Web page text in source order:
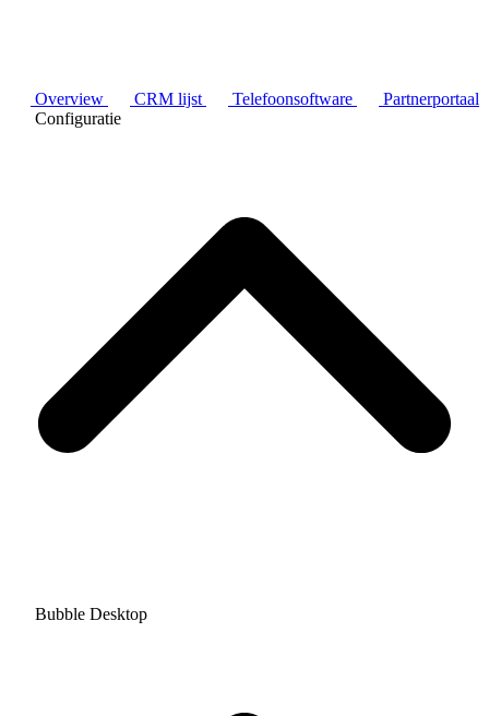
Overview CRM lijst Telefoonsoftware
Partnerportaal
Configuratie
Bubble Desktop